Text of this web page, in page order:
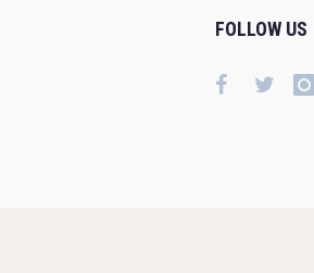
FOLLOW US